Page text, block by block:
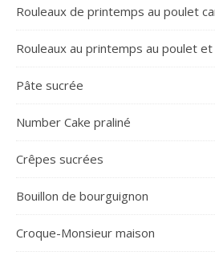
Rouleaux de printemps au poulet
Rouleaux au printemps au poulet
Pâte sucrée
Number Cake praliné
Crêpes sucrées
Bouillon de bourguignon
Croque-Monsieur maison